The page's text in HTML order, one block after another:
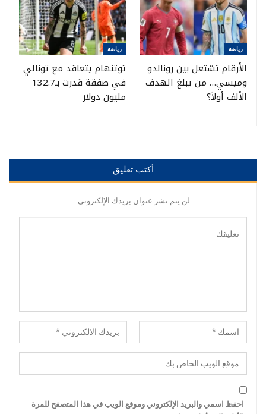
رياضة
الأرقام تشتعل بين رونالدو
وميسي… من يبلغ الهدف
الألف أولاً؟
رياضة
توتنهام يتعاقد مع تونالي
في صفقة قدرت بـ132.7
مليون دولار
أكتب تعليق
لن يتم نشر عنوان بريدك الإلكتروني.
احفظ اسمي والبريد الإلكتروني وموقع الويب في هذا المتصفح للمرة